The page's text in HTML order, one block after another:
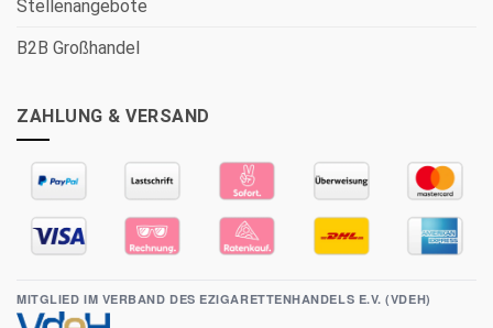
Stellenangebote
B2B Großhandel
ZAHLUNG & VERSAND
MITGLIED IM VERBAND DES EZIGARETTENHANDELS E.V. (VDEH)